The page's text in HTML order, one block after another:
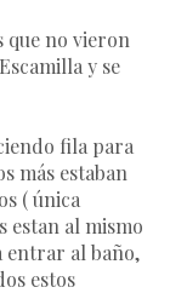
que no vieron
y se
fila para
más estaban
( única
estan al mismo
entrar al baño,
estos